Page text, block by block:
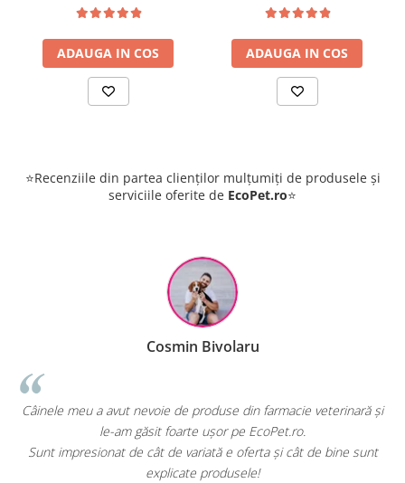
ADAUGA IN COS ADAUGA IN COS
⭐Recenziile din partea clienților mulțumiți de produsele și
serviciile oferite de EcoPet.ro⭐
Cosmin Bivolaru
Câinele meu a avut nevoie de produse din farmacie veterinară și
le-am găsit foarte ușor pe EcoPet.ro.
Sunt impresionat de cât de variată e oferta și cât de bine sunt
explicate produsele!